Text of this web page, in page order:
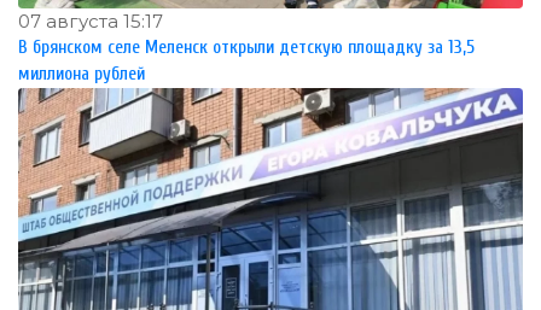
07 августа 15:17
В брянском селе Меленск открыли детскую площадку за 13,5
миллиона рублей